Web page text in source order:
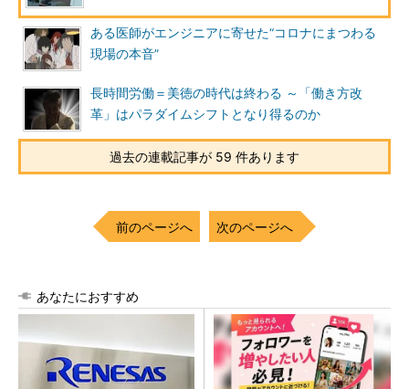
ある医師がエンジニアに寄せた“コロナにまつわる
現場の本音”
長時間労働＝美徳の時代は終わる ～「働き方改
革」はパラダイムシフトとなり得るのか
過去の連載記事が 59 件あります
前のページへ 次のページへ
あなたにおすすめ